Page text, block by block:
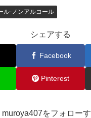
e
o
n
e
ル-ノンアルコール
シェアする
Facebook
Pinterest
muroya407をフォロー